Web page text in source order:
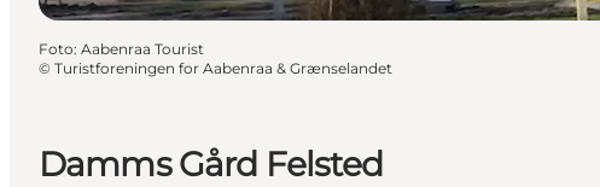
Damms Gård Felsted
Foto: Aabenraa Tourist
© Turistforeningen for Aabenraa & Grænselandet